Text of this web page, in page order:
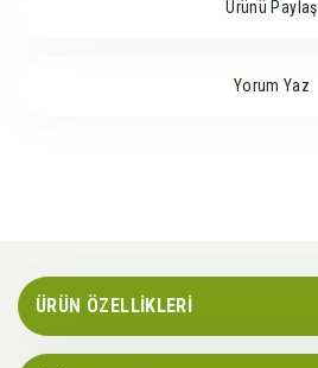
Ürünü Paylaş
Yorum Yaz
ÜRÜN ÖZELLİKLERİ